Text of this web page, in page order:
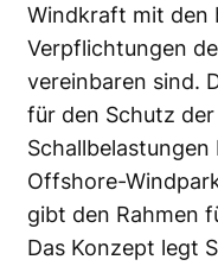
Windkraft mit den
Verpflichtungen
vereinbaren sind.
für den Schutz
Offshore-
gibt den Rahmen
Das Konzept legt